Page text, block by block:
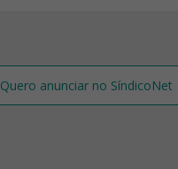
Quero anunciar no SíndicoNet